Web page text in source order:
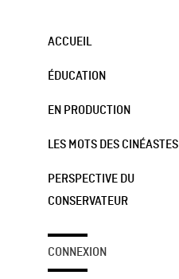
ACCUEIL
ÉDUCATION
EN PRODUCTION
LES MOTS DES CINÉASTES
PERSPECTIVE DU
CONSERVATEUR
CONNEXION